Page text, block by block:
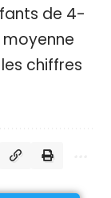
de 4-
moyenne
chiffres